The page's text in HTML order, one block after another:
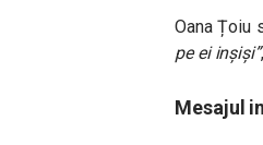
Oana Țoiu
pe ei inşişi”
Mesajul